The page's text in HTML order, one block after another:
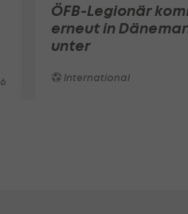
6
ÖFB-Legionär
erneut in
unter
International